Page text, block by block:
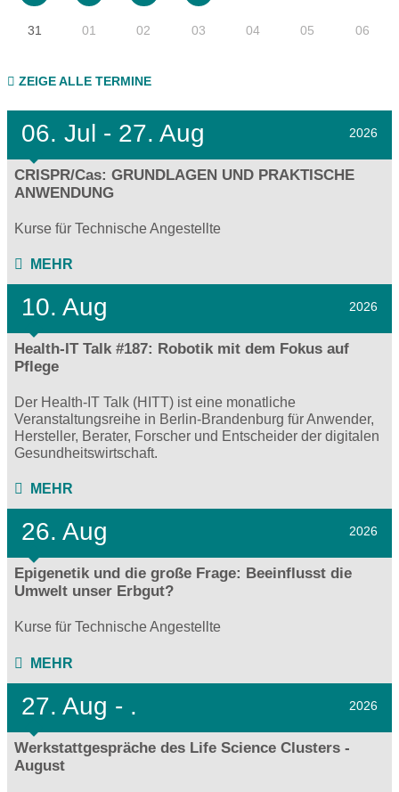
31 01 02 03 04 05 06
ZEIGE ALLE TERMINE
06. Jul - 27. Aug 2026
CRISPR/Cas: GRUNDLAGEN UND PRAKTISCHE
ANWENDUNG
Kurse für Technische Angestellte
MEHR
10. Aug 2026
Health-IT Talk #187: Robotik mit dem Fokus auf
Pflege
Der Health-IT Talk (HITT) ist eine monatliche
Veranstaltungsreihe in Berlin-Brandenburg für Anwender,
Hersteller, Berater, Forscher und Entscheider der digitalen
Gesundheitswirtschaft.
MEHR
26. Aug 2026
Epigenetik und die große Frage: Beeinflusst die
Umwelt unser Erbgut?
Kurse für Technische Angestellte
MEHR
27. Aug - . 2026
Werkstattgespräche des Life Science Clusters -
August